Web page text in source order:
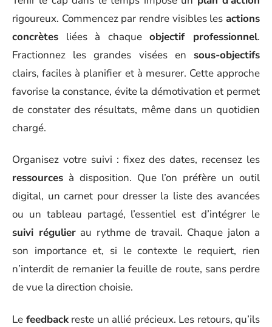
rigoureux. Commencez par rendre visibles les actions
concrètes liées à chaqueobjectif professionnel.
Fractionnez les grandes visées en sous-objectifs
clairs, faciles à planifier et à mesurer. Cette approche
favorise la constance, évite la démotivation et permet
de constater des résultats, même dans un quotidien
chargé.
Organisez votre suivi : fixez des dates, recensez les
ressources à disposition. Que l’on préfère un outil
digital, un carnet pour dresser la liste des avancées
ou un tableau partagé, l’essentiel est d’intégrer le
suivi régulierau rythme de travail. Chaque jalon a
son importance et, si le contexte le requiert, rien
n’interdit de remanier la feuille de route, sans perdre
de vue la direction choisie.
Le feedbackreste un allié précieux. Les retours, qu’ils